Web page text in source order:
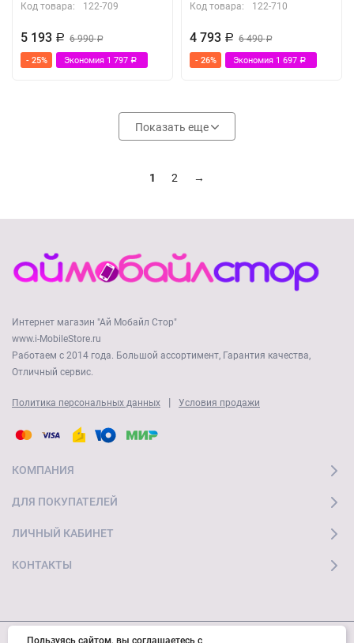
Код товара: 122-709
5 193 Р 6 990Р
- 25% Экономия 1 797 Р
Код товара: 122-710
4 793 Р 6 490Р
- 26% Экономия 1 697 Р
Показать еще
1 2 →
Интернет магазин "Ай Мобайл Стор"
www.i-MobileStore.ru
Работаем с 2014 года. Большой ассортимент, Гарантия качества,
Отличный сервис.
Политика персональных данных | Условия продажи
КОМПАНИЯ
ДЛЯ ПОКУПАТЕЛЕЙ
ЛИЧНЫЙ КАБИНЕТ
КОНТАКТЫ
Пользуясь сайтом, вы соглашаетесь с